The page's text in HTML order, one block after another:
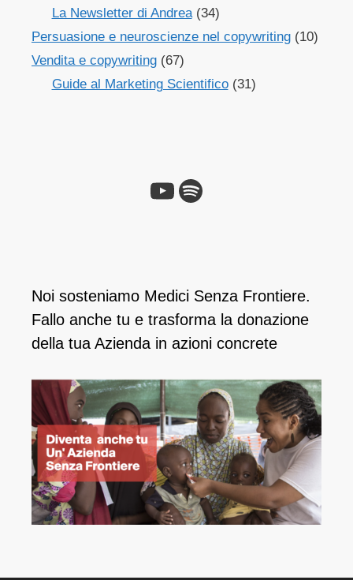
La Newsletter di Andrea(34)
Persuasione e neuroscienze nel copywriting (10)
Vendita e copywriting (67)
Guide al Marketing Scientifico(31)
YouTube
Spotify
Noi sosteniamo Medici Senza Frontiere.
Fallo anche tu e ​trasforma la donazione
della tua Azienda in azioni concrete